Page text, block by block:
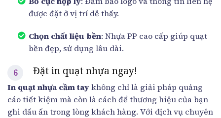
được đặt ở vị trí dễ thấy.
Chọn chất liệu bền: Nhựa PP cao cấp giúp quạt
bền đẹp, sử dụng lâu dài.
Đặt in quạt nhựa ngay!
In quạt nhựa cầm taykhông chỉ là giải pháp quảng
cáo tiết kiệm mà còn là cách để thương hiệu của bạn
ghi dấu ấn trong lòng khách hàng. Với dịch vụ chuyên